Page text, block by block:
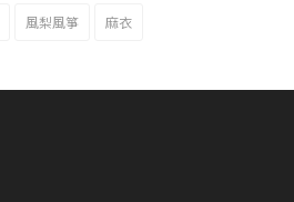
風梨風箏 麻衣